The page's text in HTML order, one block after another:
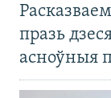
празь
асноўныя